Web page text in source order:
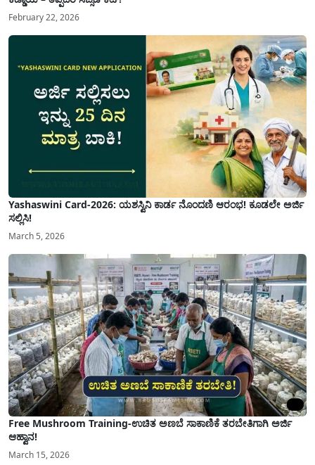
February 22, 2026
Yashaswini Card-2026: ಯಶಸ್ವಿನಿ ಕಾರ್ಡ ನೊಂದಣಿ ಆರಂಭ! ಕೂಡಲೇ ಅರ್ಜಿ
ಸಲ್ಲಿಸಿ!
March 5, 2026
Free Mushroom Training-ಉಚಿತ ಅಣಬೆ ಸಾಕಾಣಿಕೆ ತರಬೇತಿಗಾಗಿ ಅರ್ಜಿ
ಆಹ್ವಾನ!
March 15, 2026